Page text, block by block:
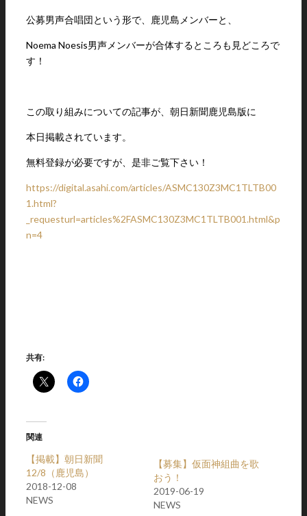
公募男声合唱団という形で、鹿児島メンバーと、
Noema Noesis男声メンバーが合体するところも見どころで
す！
この取り組みについての記事が、朝日新聞鹿児島版に
本日掲載されています。
無料登録が必要ですが、是非ご覧下さい！
https://digital.asahi.com/articles/ASMC130Z3MC1TLTB00
1.html?
_requesturl=articles%2FASMC130Z3MC1TLTB001.html&p
n=4
共有:
関連
【掲載】朝日新聞
12/8（鹿児島）
2018-12-08
NEWS
【募集】仮面神組曲を歌
おう！
2019-06-19
NEWS